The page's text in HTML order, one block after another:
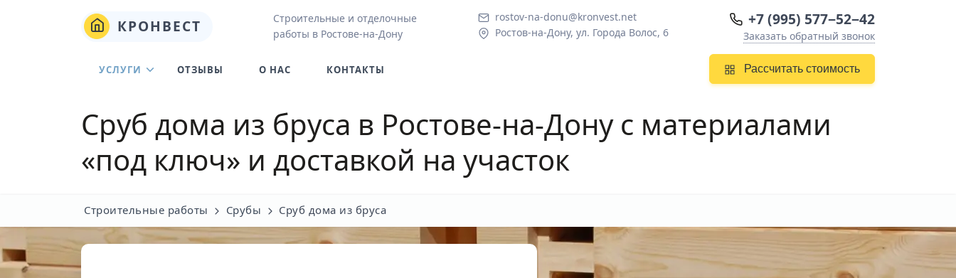
КРОНВЕСТ
Строительные и отделочные
работы в Ростове-на-Дону
rostov-na-donu@kronvest.net
Ростов-на-Дону, ул. Города Волос, 6
+7 (995) 577−52−42
Заказать обратный звонок
Рассчитать стоимость
УСЛУГИ ОТЗЫВЫ О НАС КОНТАКТЫ
Сруб дома из бруса в Ростове-на-Донус материалами
«под ключ» и доставкой на участок
Строительные работы Срубы Сруб дома из бруса